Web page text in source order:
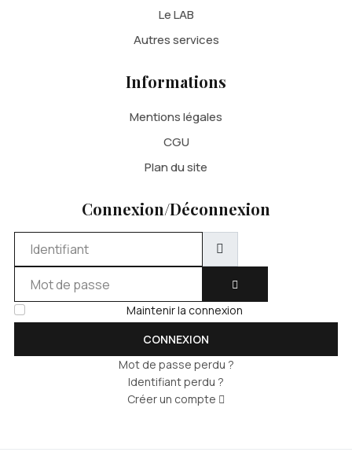
Le LAB
Autres services
Informations
Mentions légales
CGU
Plan du site
Connexion/Déconnexion
AFFICHER LE MOT DE
Maintenir la connexion
CONNEXION
Mot de passe perdu ?
Identifiant perdu ?
Créer un compte